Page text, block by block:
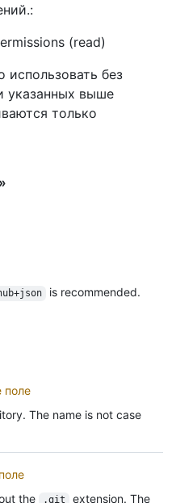
(read)
без
указанных выше
только
is recommended.
поле
The name is not case
the
.git
extension. The